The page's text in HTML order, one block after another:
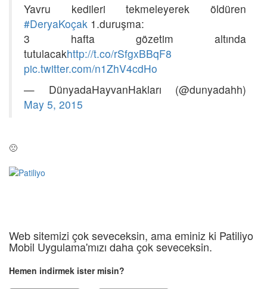
Yavru kedileri tekmeleyerek öldüren
#DeryaKoçak 1.duruşma:
3 hafta gözetim altında
tutulacakhttp://t.co/rSfgxBBqF8
pic.twitter.com/n1ZhV4cdHo
— DünyadaHayvanHakları (@dunyadahh)
May 5, 2015
🙁
Web sitemizi çok seveceksin, ama eminiz ki Patiliyo
Mobil Uygulama'mızı daha çok seveceksin.
Hemen indirmek ister misin?